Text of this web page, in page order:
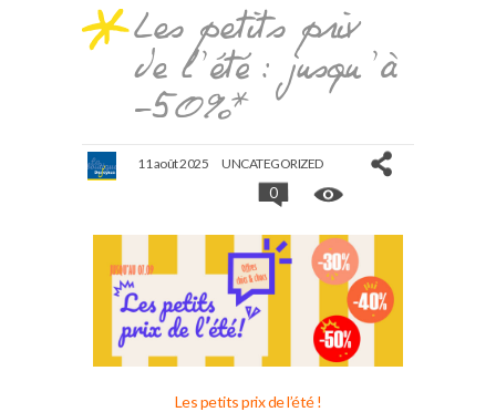
Les petits prix
de l’été : jusqu’à
-50%*
11 août 2025 UNCATEGORIZED
0
Les petits prix de l’été !